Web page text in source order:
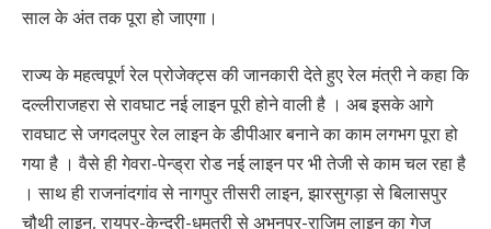
साल के अंत तक पूरा हो जाएगा।
राज्य के महत्वपूर्ण रेल प्रोजेक्ट्स की जानकारी देते हुए रेल मंत्री ने कहा कि
दल्लीराजहरा से रावघाट नई लाइन पूरी होने वाली है । अब इसके आगे
रावघाट से जगदलपुर रेल लाइन के डीपीआर बनाने का काम लगभग पूरा हो
गया है । वैसे ही गेवरा-पेन्ड्रा रोड नई लाइन पर भी तेजी से काम चल रहा है
। साथ ही राजनांदगांव से नागपुर तीसरी लाइन, झारसुगड़ा से बिलासपुर
चौथी लाइन, रायपुर-केन्द्री-धमतरी से अभनपुर-राजिम लाइन का गेज